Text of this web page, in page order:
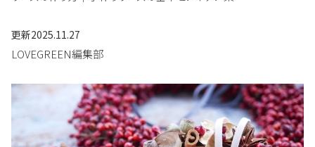
更新2025.11.27
LOVEGREEN編集部